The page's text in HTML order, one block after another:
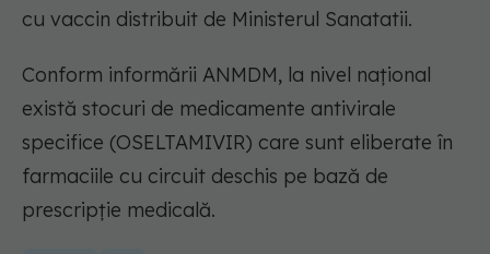
cu vaccin distribuit de Ministerul Sanatatii.
Conform informării ANMDM, la nivel național
există stocuri de medicamente antivirale
specifice (OSELTAMIVIR) care sunt eliberate în
farmaciile cu circuit deschis pe bază de
prescripție medicală.